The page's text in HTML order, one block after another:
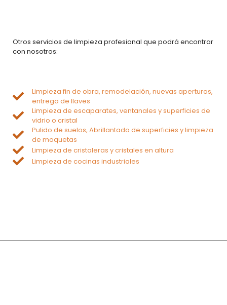
Otros servicios de limpieza profesional que podrá encontrar
con nosotros:
Limpieza fin de obra, remodelación, nuevas aperturas,
entrega de llaves
Limpieza de escaparates, ventanales y superficies de
vidrio o cristal
Pulido de suelos, Abrillantado de superficies y limpieza
de moquetas
Limpieza de cristaleras y cristales en altura
Limpieza de cocinas industriales